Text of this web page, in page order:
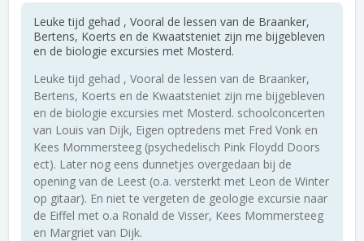
Leuke tijd gehad , Vooral de lessen van de Braanker,
Bertens, Koerts en de Kwaatsteniet zijn me bijgebleven
en de biologie excursies met Mosterd.
Leuke tijd gehad , Vooral de lessen van de Braanker,
Bertens, Koerts en de Kwaatsteniet zijn me bijgebleven
en de biologie excursies met Mosterd. schoolconcerten
van Louis van Dijk, Eigen optredens met Fred Vonk en
Kees Mommersteeg (psychedelisch Pink Floydd Doors
ect). Later nog eens dunnetjes overgedaan bij de
opening van de Leest (o.a. versterkt met Leon de Winter
op gitaar). En niet te vergeten de geologie excursie naar
de Eiffel met o.a Ronald de Visser, Kees Mommersteeg
en Margriet van Dijk.